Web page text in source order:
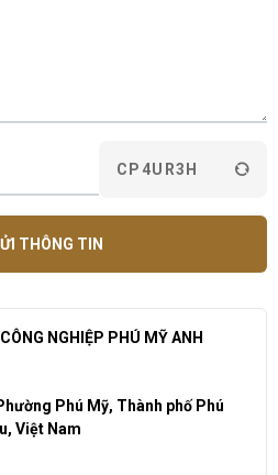
CP4UR3H
THÔNG TIN
NGHIỆP PHÚ MỸ ANH
Phú Mỹ, Thành phố Phú
Việt Nam